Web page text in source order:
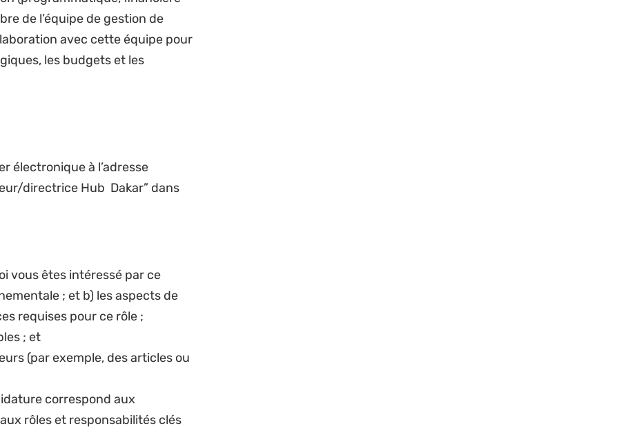
autochtones et de
assurera le leadership en
juridiques et politiques clés et
la participation des
continue du cadre,
du Hub, en utilisant une
aux besoins, aux forces
avec le responsable de la
veiller à ce qu’elles soient
soient mises en œuvre et
et dans une variété
des relations avec
cultures.